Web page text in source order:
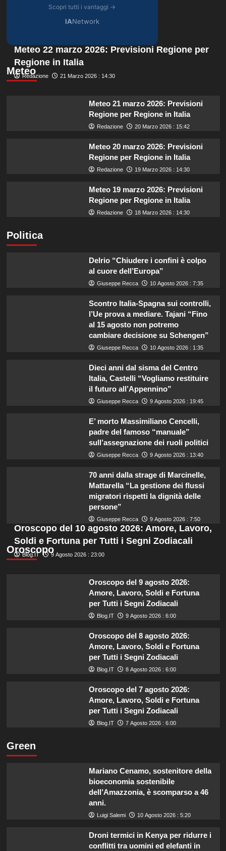
Scopri tutti i vantaggi →
IANetwork
Meteo
Meteo 22 marzo 2026: Previsioni Regione per
Regione in Italia
Redazione 21 Marzo 2026 : 14:30
Meteo 21 marzo 2026: Previsioni
Regione per Regione in Italia
Redazione 20 Marzo 2026 : 15:42
Meteo 20 marzo 2026: Previsioni
Regione per Regione in Italia
Redazione 19 Marzo 2026 : 14:30
Meteo 19 marzo 2026: Previsioni
Regione per Regione in Italia
Redazione 18 Marzo 2026 : 14:30
Politica
Delrio “Chiudere i confini è colpo
al cuore dell’Europa”
Giuseppe Recca 10 Agosto 2026 : 7:35
Scontro Italia-Spagna sui controlli,
l’Ue prova a mediare. Tajani “Fino
al 15 agosto non potremo
cambiare decisione su Schengen”
Giuseppe Recca 10 Agosto 2026 : 1:35
Dieci anni dal sisma del Centro
Italia, Castelli “Vogliamo restituire
il futuro all’Appennino”
Giuseppe Recca 9 Agosto 2026 : 19:45
E’ morto Massimiliano Cencelli,
padre del famoso “manuale”
sull’assegnazione dei ruoli politici
Giuseppe Recca 9 Agosto 2026 : 13:40
70 anni dalla strage di Marcinelle,
Mattarella “La gestione dei flussi
migratori rispetti la dignità delle
persone”
Giuseppe Recca 9 Agosto 2026 : 7:50
Oroscopo
Oroscopo del 10 agosto 2026: Amore, Lavoro,
Soldi e Fortuna per Tutti i Segni Zodiacali
Blog.IT 9 Agosto 2026 : 23:00
Oroscopo del 9 agosto 2026:
Amore, Lavoro, Soldi e Fortuna
per Tutti i Segni Zodiacali
Blog.IT 9 Agosto 2026 : 6:00
Oroscopo del 8 agosto 2026:
Amore, Lavoro, Soldi e Fortuna
per Tutti i Segni Zodiacali
Blog.IT 8 Agosto 2026 : 6:00
Oroscopo del 7 agosto 2026:
Amore, Lavoro, Soldi e Fortuna
per Tutti i Segni Zodiacali
Blog.IT 7 Agosto 2026 : 6:00
Green
Mariano Cenamo, sostenitore della
bioeconomia sostenibile
dell’Amazzonia, è scomparso a 46
anni.
Luigi Salemi 10 Agosto 2026 : 5:20
Droni termici in Kenya per ridurre i
conflitti tra uomini ed elefanti in